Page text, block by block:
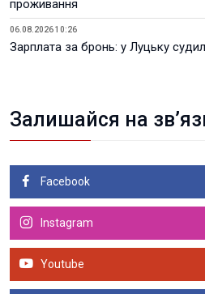
проживання
06.08.2026 10:26
Зарплата за бронь: у Луцьку
Залишайся на
Facebook
Instagram
Youtube